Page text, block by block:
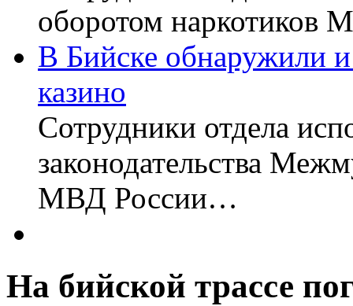
оборотом наркотиков
В Бийске обнаружили
казино
Сотрудники отдела
законодательства
МВД России…
На бийской трассе